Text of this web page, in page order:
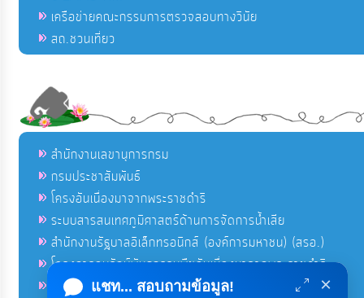
เครือข่ายคณะกรรมการตรวจสอบทางวินัย
สถ.ชวนเที่ยว
สำนักงานเลขานุการกรม
กรมประชาสัมพันธ์
โครงอันเนื่องมาจากพระราชดำริ
ระบบสารสนเทศภูมิศาสตร์ด้านการจัดการน้ำเสีย
สำนักงานรัฐบาลอิเล็กทรอนิกส์ (องค์การมหาชน) (สรอ.)
โครงการอนุรักษ์พันธุกรรมพืชอันเนื่องมาจากพระราชดำริ
คลังข่าวมหาไทย
แชท... สอบถามข้อมูล! ×